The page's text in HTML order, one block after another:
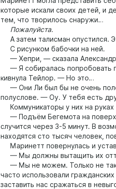
которые искали своих детей, и
тем, что творилось снаружи…
Пожалуйста.
А затем талисман опустился.
С рисунком бабочки на ней.
— Хепри, — сказала
— Я собиралась попробовать
кивнула Тейлор. — Но это…
— Они Ли был бы не очень
полуслове. — Оу. У тебя есть
Коммуникаторы у них на руках
— Подъём Бегемота на
случится через 3-5 минут. В
находятся сто тысяч человек,
Маринетт повернулась и
— Мы должны вытащить их
— Мы не можем. Только не так
часто использовали
заставить нас сражаться в